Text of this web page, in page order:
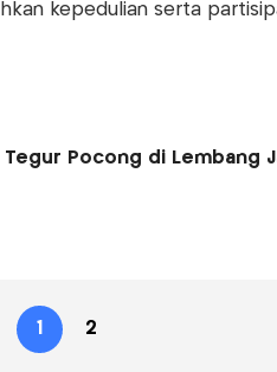
kepedulian serta
Tegur Pocong di Lembang
1 2